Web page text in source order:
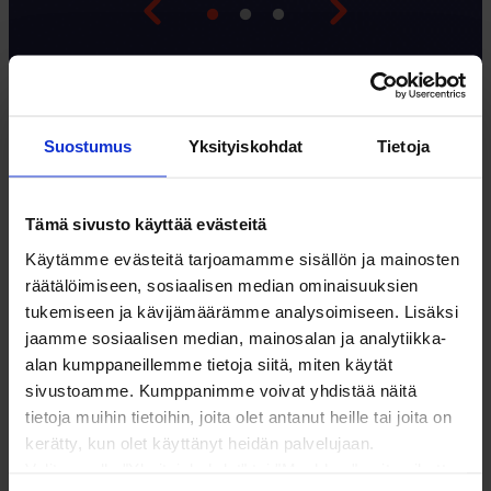
Suostumus Yksityiskohdat Tietoja
Tämä sivusto käyttää evästeitä
Käytämme evästeitä tarjoamamme sisällön ja mainosten
räätälöimiseen, sosiaalisen median ominaisuuksien
tukemiseen ja kävijämäärämme analysoimiseen. Lisäksi
jaamme sosiaalisen median, mainosalan ja analytiikka-
alan kumppaneillemme tietoja siitä, miten käytät
sivustoamme. Kumppanimme voivat yhdistää näitä
tietoja muihin tietoihin, joita olet antanut heille tai joita on
kerätty, kun olet käyttänyt heidän palvelujaan.
ISÄNNÖINTILIIGAN
MISSIO
EDELLÄKÄVIJYYS